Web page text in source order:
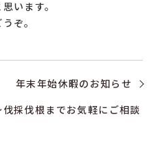
います。
ぞ。
年末年始休暇のお知らせ
採伐根までお気軽にご相談